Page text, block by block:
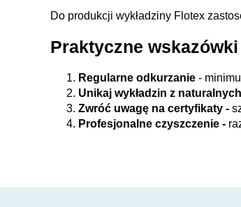
Do produkcji wykładziny Flotex
Praktyczne
Regularne odkurzanie -
Unikaj wykładzin z
Zwróć uwagę na certyfikaty -
Profesjonalne czyszczenie -